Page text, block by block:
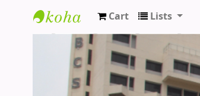
BCS Administration
Cart Lists